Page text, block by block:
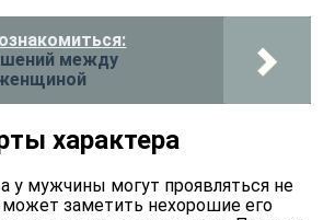
между
характера
у мужчины могут проявляться не
заметить нехорошие его